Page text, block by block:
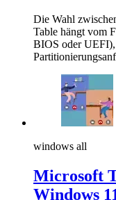
Die Wahl
Table hängt vom
BIOS oder UEFI),
windows all
Microsoft
Windows